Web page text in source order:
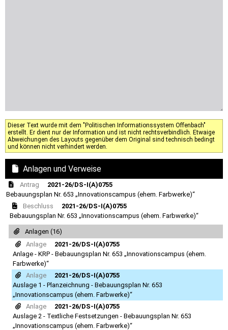
Dieser Text wurde mit dem "Politischen Informationssystem Offenbach"
erstellt. Er dient nur der Information und ist nicht rechtsverbindlich. Etwaige
Abweichungen des Layouts gegenüber dem Original sind technisch bedingt
und können nicht verhindert werden.
Anlagen und Verweise
Antrag
2021-26/DS-I(A)0755
Bebauungsplan Nr. 653 „Innovationscampus (ehem. Farbwerke)“
Beschluss
2021-26/DS-I(A)0755
Bebauungsplan Nr. 653 „Innovationscampus (ehem. Farbwerke)“
Anlagen (16)
Anlage
2021-26/DS-I(A)0755
Anlage - KRP - Bebauungsplan Nr. 653 „Innovationscampus (ehem.
Farbwerke)“
Anlage
2021-26/DS-I(A)0755
Auslage 1 - Planzeichnung - Bebauungsplan Nr. 653
„Innovationscampus (ehem. Farbwerke)“
Anlage
2021-26/DS-I(A)0755
Auslage 2 - Textliche Festsetzungen - Bebauungsplan Nr. 653
„Innovationscampus (ehem. Farbwerke)“